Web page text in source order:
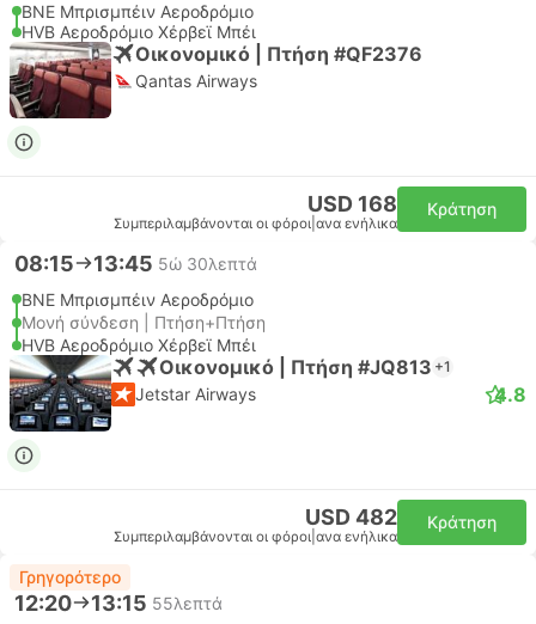
BNE Μπρισμπέιν Αεροδρόμιο
HVB Αεροδρόμιο Χέρβεϊ Μπέι
Οικονομικό | Πτήση #QF2376
Qantas Airways
USD 168
Συμπεριλαμβάνονται οι φόροι ανα ενήλικα
Κράτηση
08:15 13:45 5ώ 30λεπτά
BNE Μπρισμπέιν Αεροδρόμιο
Μονή σύνδεση | Πτήση+Πτήση
HVB Αεροδρόμιο Χέρβεϊ Μπέι
Οικονομικό | Πτήση #JQ813 +1
Jetstar Airways 4.8
USD 482
Συμπεριλαμβάνονται οι φόροι ανα ενήλικα
Κράτηση
Γρηγορότερο
12:20 13:15 55λεπτά